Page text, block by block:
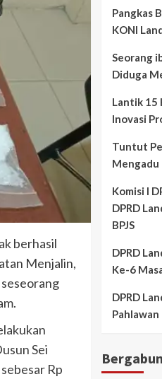
berhasil
Menjalin,
Sei
Rp
Pangkas
KONI
Seorang
Diduga
Lantik 15
Inovasi
Tuntut
Mengadu
Komisi I
DPRD
BPJS
DPRD
Ke-6
DPRD